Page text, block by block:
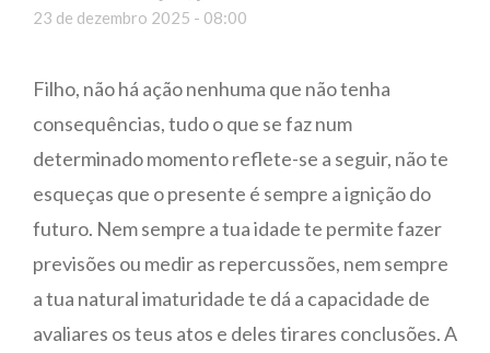
23 de dezembro 2025 - 08:00
Filho, não há ação nenhuma que não tenha
consequências, tudo o que se faz num
determinado momento reflete-se a seguir, não te
esqueças que o presente é sempre a ignição do
futuro. Nem sempre a tua idade te permite fazer
previsões ou medir as repercussões, nem sempre
a tua natural imaturidade te dá a capacidade de
avaliares os teus atos e deles tirares conclusões. A